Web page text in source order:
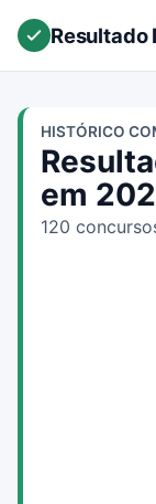
Resultado
HISTÓRICO
em
120